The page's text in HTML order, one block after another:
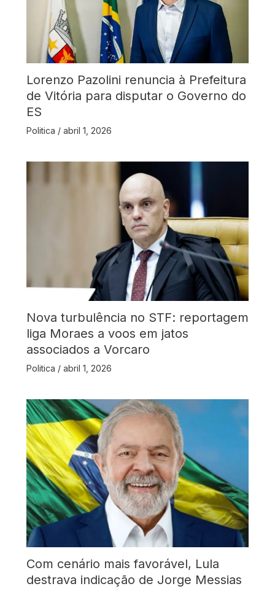
Lorenzo Pazolini renuncia à Prefeitura
de Vitória para disputar o Governo do
ES
Politica / abril 1, 2026
Nova turbulência no STF: reportagem
liga Moraes a voos em jatos
associados a Vorcaro
Politica / abril 1, 2026
Com cenário mais favorável, Lula
destrava indicação de Jorge Messias